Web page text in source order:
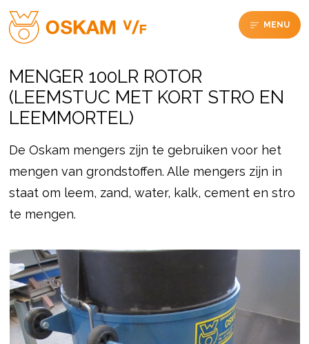
MENU
MENGER 100LR ROTOR
(LEEMSTUC MET KORT STRO EN
LEEMMORTEL)
De Oskam mengers zijn te gebruiken voor het
mengen van grondstoffen. Alle mengers zijn in
staat om leem, zand, water, kalk, cement en stro
te mengen.